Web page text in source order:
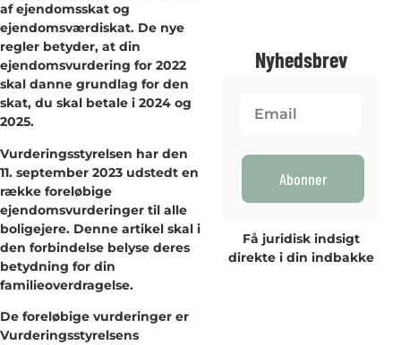
Nyhedsbrev
Abonner
Få juridisk indsigt
direkte i din indbakke
af ejendomsskat og
ejendomsværdiskat. De nye
regler betyder, at din
ejendomsvurdering for 2022
skal danne grundlag for den
skat, du skal betale i 2024 og
2025.
Vurderingsstyrelsen har den
11. september 2023 udstedt en
række foreløbige
ejendomsvurderinger til alle
boligejere. Denne artikel skal i
den forbindelse belyse deres
betydning for din
familieoverdragelse.
De foreløbige vurderinger er
Vurderingsstyrelsens